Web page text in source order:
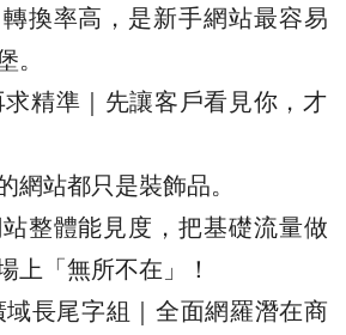
換率高，是新手網站最容易
精準｜先讓客戶看見你，才
網站都只是裝飾品。
整體能見度，把基礎流量做
上「無所不在」！
長尾字組｜全面網羅潛在商